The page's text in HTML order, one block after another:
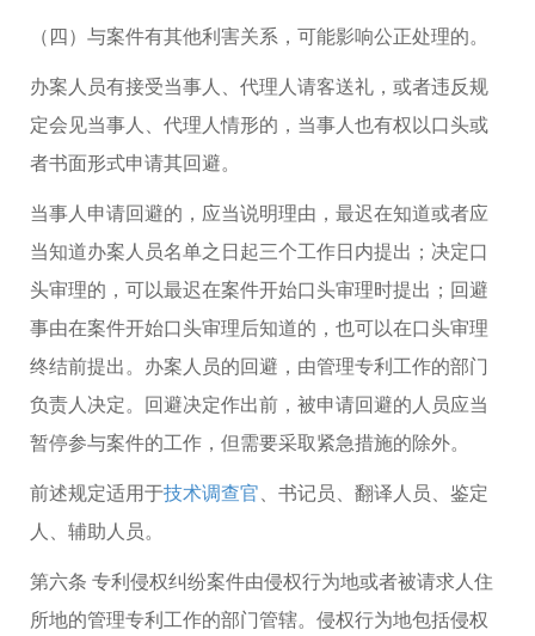
（四）与案件有其他利害关系，可能影响公正处理的。
办案人员有接受当事人、代理人请客送礼，或者违反规
定会见当事人、代理人情形的，当事人也有权以口头或
者书面形式申请其回避。
当事人申请回避的，应当说明理由，最迟在知道或者应
当知道办案人员名单之日起三个工作日内提出；决定口
头审理的，可以最迟在案件开始口头审理时提出；回避
事由在案件开始口头审理后知道的，也可以在口头审理
终结前提出。办案人员的回避，由管理专利工作的部门
负责人决定。回避决定作出前，被申请回避的人员应当
暂停参与案件的工作，但需要采取紧急措施的除外。
前述规定适用于技术调查官 、书记员、翻译人员、鉴定
人、辅助人员。
第六条 专利侵权纠纷案件由侵权行为地或者被请求人住
所地的管理专利工作的部门管辖。侵权行为地包括侵权